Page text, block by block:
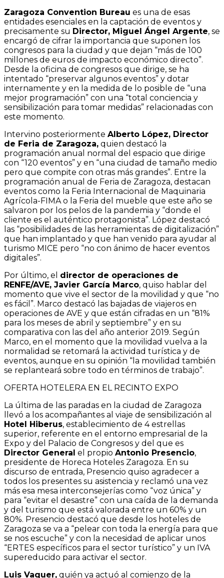
Zaragoza Convention Bureau es una de esas
entidades esenciales en la captación de eventos y
precisamente su Director, Miguel Ángel Argente, se
encargó de cifrar la importancia que suponen los
congresos para la ciudad y que dejan “más de 100
millones de euros de impacto económico directo”.
Desde la oficina de congresos que dirige, se ha
intentado “preservar algunos eventos” y dotar
internamente y en la medida de lo posible de “una
mejor programación” con una “total conciencia y
sensibilización para tomar medidas” relacionadas con
este momento.
Intervino posteriormente Alberto López, Director
de Feria de Zaragoza, quien destacó la
programación anual normal del espacio que dirige
con “120 eventos” y en “una ciudad de tamaño medio
pero que compite con otras más grandes”. Entre la
programación anual de Feria de Zaragoza, destacan
eventos como la Feria Internacional de Maquinaria
Agrícola-FIMA o la Feria del mueble que este año se
salvaron por los pelos de la pandemia y “donde el
cliente es el auténtico protagonista”. López destacó
las “posibilidades de las herramientas de digitalización”
que han implantado y que han venido para ayudar al
turismo MICE pero “no con ánimo de hacer eventos
digitales”.
Por último, el director de operaciones de
RENFE/AVE, Javier García Marco, quiso hablar del
momento que vive el sector de la movilidad y que “no
es fácil”. Marco destacó las bajadas de viajeros en
operaciones de AVE y que están cifradas en un “81%
para los meses de abril y septiembre” y en su
comparativa con las del año anterior 2019. Según
Marco, en el momento que la movilidad vuelva a la
normalidad se retomará la actividad turística y de
eventos, aunque en su opinión “la movilidad también
se replanteará sobre todo en términos de trabajo”.
OFERTA HOTELERA EN EL RECINTO EXPO
La última de las paradas en la ciudad de Zaragoza
llevó a los acompañantes al viaje de sensibilización al
Hotel Hiberus, establecimiento de 4 estrellas
superior, referente en el entorno empresarial de la
Expo y del Palacio de Congresos y del que es
Director General el propio Antonio Presencio,
presidente de Horeca Hoteles Zaragoza. En su
discurso de entrada, Presencio quiso agradecer a
todos los presentes su asistencia y reclamó una vez
más esa mesa interconsejerías como “voz única” y
para “evitar el desastre” con una caída de la demanda
y del turismo que está valorada entre un 60% y un
80%. Presencio destacó que desde los hoteles de
Zaragoza se va a “pelear con toda la energía para que
se nos escuche” y con la necesidad de aplicar unos
“ERTES específicos para el sector turístico” y un IVA
supereducido para activar el sector.
Luis Vaquer, quién ya actuó al comienzo de la